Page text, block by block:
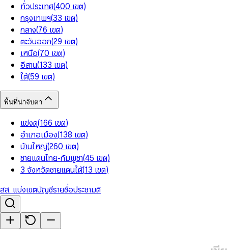
ทั่วประเทศ(400 เขต)
กรุงเทพฯ(33 เขต)
กลาง(76 เขต)
ตะวันออก(29 เขต)
เหนือ(70 เขต)
อีสาน(133 เขต)
ใต้(59 เขต)
พื้นที่น่าจับตา
แข่งดุ(166 เขต)
อำเภอเมือง(138 เขต)
บ้านใหญ่(260 เขต)
ชายแดนไทย-กัมพูชา(45 เขต)
3 จังหวัดชายแดนใต้(13 เขต)
สส. แบ่งเขตบัญชีรายชื่อประชามติ